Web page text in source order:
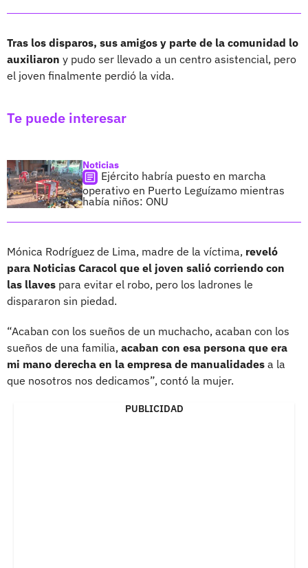
Tras los disparos, sus amigos y parte de la comunidad lo
auxiliaron y pudo ser llevado a un centro asistencial, pero
el joven finalmente perdió la vida.
Te puede interesar
Noticias
Ejército habría puesto en marcha
operativo en Puerto Leguízamo mientras
había niños: ONU
Mónica Rodríguez de Lima, madre de la víctima, reveló
para Noticias Caracol que el joven salió corriendo con
las llaves para evitar el robo, pero los ladrones le
dispararon sin piedad.
“Acaban con los sueños de un muchacho, acaban con los
sueños de una familia, acaban con esa persona que era
mi mano derecha en la empresa de manualidades a la
que nosotros nos dedicamos”, contó la mujer.
PUBLICIDAD